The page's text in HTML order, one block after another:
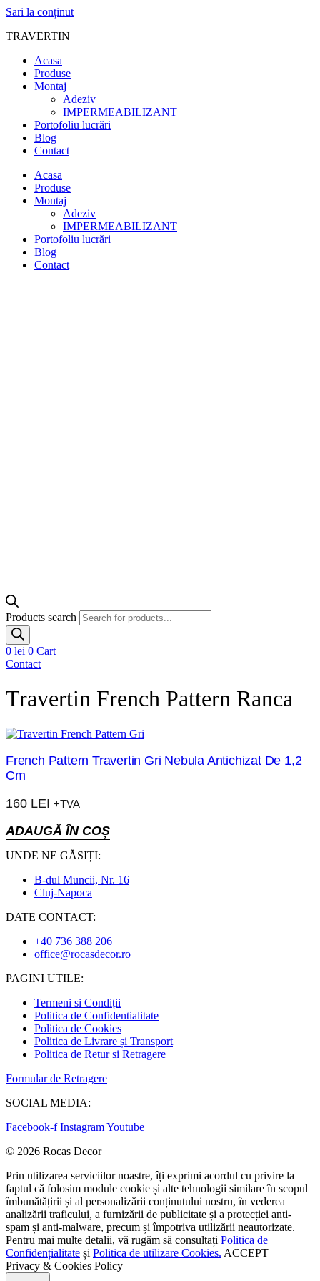
Sari la conținut
TRAVERTIN
Acasa
Produse
Montaj
Adeziv
IMPERMEABILIZANT
Portofoliu lucrări
Blog
Contact
Acasa
Produse
Montaj
Adeziv
IMPERMEABILIZANT
Portofoliu lucrări
Blog
Contact
Products search
0 lei 0 Cart
Contact
Travertin French Pattern Ranca
French Pattern Travertin Gri Nebula Antichizat De 1,2
Cm
160 LEI +TVA
ADAUGĂ ÎN COȘ
UNDE NE GĂSIȚI:
B-dul Muncii, Nr. 16
Cluj-Napoca
DATE CONTACT:
+40 736 388 206
office@rocasdecor.ro
PAGINI UTILE:
Termeni si Condiții
Politica de Confidentialitate
Politica de Cookies
Politica de Livrare și Transport
Politica de Retur si Retragere
Formular de Retragere
SOCIAL MEDIA:
Facebook-f InstagramYoutube
© 2026 Rocas Decor
Prin utilizarea serviciilor noastre, îți exprimi acordul cu privire la
faptul că folosim module cookie și alte tehnologii similare în scopul
îmbunătățirii și al personalizării conținutului nostru, în vederea
analizării traficului, a furnizării de publicitate și a protecției anti-
spam și anti-malware, precum și împotriva utilizării neautorizate.
Pentru mai multe detalii, vă rugăm să consultați Politica de
Confidențialitate și Politica de utilizare Cookies. ACCEPT
Privacy & Cookies Policy